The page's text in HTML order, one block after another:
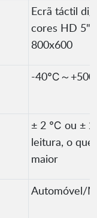
Ecrã táctil
cores HD 5",
800x600
-40℃～
± 2 ℃ ou ±
leitura, o
maior
Automóvel/